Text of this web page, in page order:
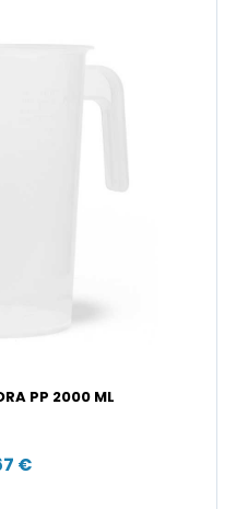
PP 2000 ML
€